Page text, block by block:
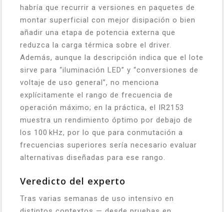
habría que recurrir a versiones en paquetes de
montar superficial con mejor disipación o bien
añadir una etapa de potencia externa que
reduzca la carga térmica sobre el driver.
Además, aunque la descripción indica que el lote
sirve para “iluminación LED” y “conversiones de
voltaje de uso general”, no menciona
explícitamente el rango de frecuencia de
operación máximo; en la práctica, el IR2153
muestra un rendimiento óptimo por debajo de
los 100 kHz, por lo que para conmutación a
frecuencias superiores sería necesario evaluar
alternativas diseñadas para ese rango.
Veredicto del experto
Tras varias semanas de uso intensivo en